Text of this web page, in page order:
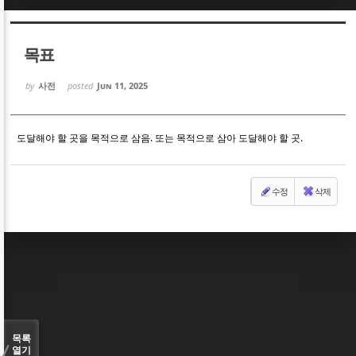
목표
by 사전 posted Jun 11, 2025
도달해야 할 곳을 목적으로 삼음. 또는 목적으로 삼아 도달해야 할 곳.
수정 삭제
목록
열기
Sketchbook5, 스케치북5
Sketchbook5, 스케치북5
Sketchbook5, 스케치북5
Sketchbook5, 스케치북5